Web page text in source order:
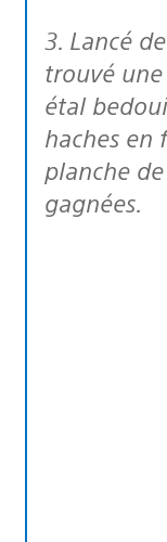
3. Lancé de haches : après avoir
trouvé une
étal
haches en
planche
gagnées.